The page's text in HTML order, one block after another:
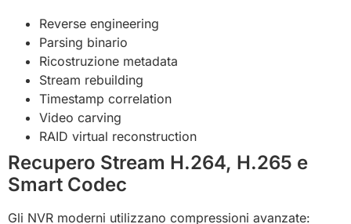
Reverse engineering
Parsing binario
Ricostruzione metadata
Stream rebuilding
Timestamp correlation
Video carving
RAID virtual reconstruction
Recupero Stream H.264, H.265 e
Smart Codec
Gli NVR moderni utilizzano compressioni avanzate: